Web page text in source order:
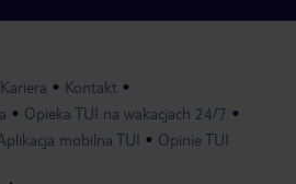
Kariera
Kontakt
Opieka TUI na wakacjach 24/7
mobilna TUI Opinie TUI